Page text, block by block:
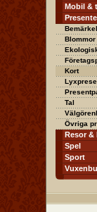
Mobil &
Blommor
Kort
Tal
Övriga
Resor &
Spel
Sport